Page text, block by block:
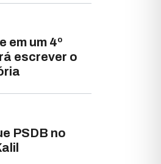
em um 4º
escrever o
PSDB no